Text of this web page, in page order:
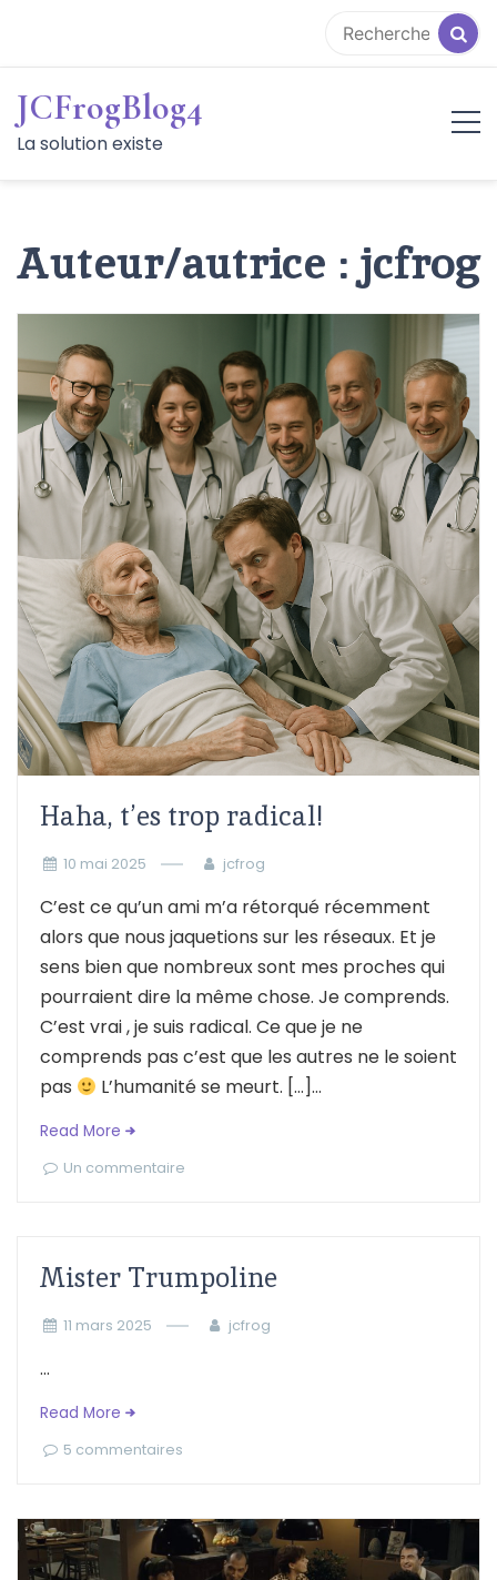
contenu
JCFrogBlog4
La solution existe
Auteur/autrice : jcfrog
Haha, t’es trop radical!
10 mai 2025 jcfrog
C’est ce qu’un ami m’a rétorqué récemment
alors que nous jaquetions sur les réseaux. Et je
sens bien que nombreux sont mes proches qui
pourraient dire la même chose. Je comprends.
C’est vrai , je suis radical. Ce que je ne
comprends pas c’est que les autres ne le soient
pas
L’humanité se meurt. […]...
Read More
Un commentaire
Mister Trumpoline
11 mars 2025 jcfrog
...
Read More
5 commentaires